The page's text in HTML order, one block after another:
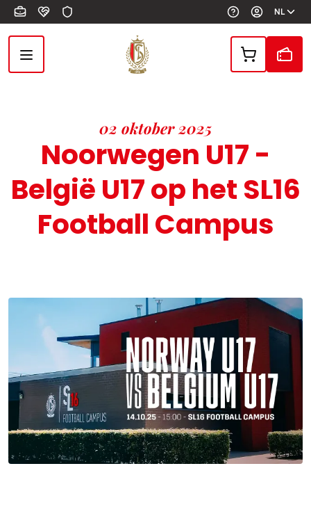
Overslaan en naar de inhoud gaan NL
02 oktober 2025
Noorwegen U17 -
België U17 op het SL16
Football Campus